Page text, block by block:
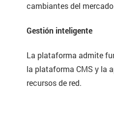
cambiantes del
Gestión inteligente
La plataforma admite
la plataforma CMS y la
recursos de red.